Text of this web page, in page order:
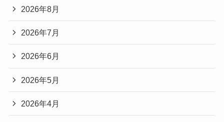
2026年8月
2026年7月
2026年6月
2026年5月
2026年4月